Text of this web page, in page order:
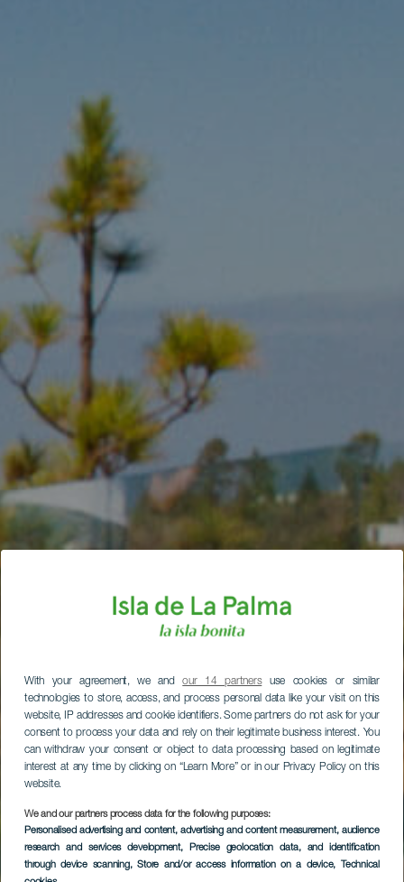
With your agreement, we andour 14 partnersuse cookies or similar
technologies to store, access, and process personal data like your visit on this
website, IP addresses and cookie identifiers. Some partners do not ask for your
consent to process your data and rely on their legitimate business interest. You
can withdraw your consent or object to data processing based on legitimate
interest at any time by clicking on “Learn More” or in our Privacy Policy on this
website.
We and our partners process data for the following purposes:
Personalised advertising and content, advertising and content measurement, audience
research and services development, Precise geolocation data, and identification
through device scanning, Store and/or access information on a device, Technical